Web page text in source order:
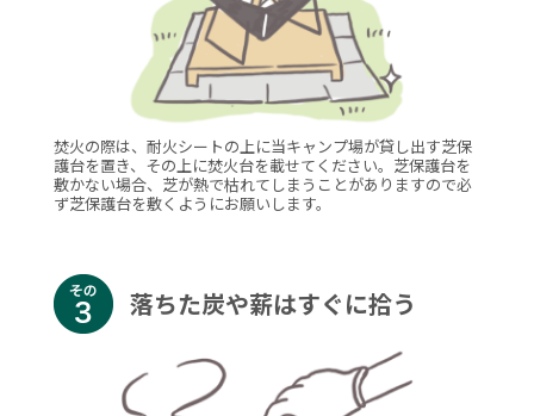
焚火の際は、耐火シートの上に当キャンプ場が貸し出す芝保
護台を置き、その上に焚火台を載せてください。芝保護台を
敷かない場合、芝が熱で枯れてしまうことがありますので必
ず芝保護台を敷くようにお願いします。
落ちた炭や薪はすぐに拾う